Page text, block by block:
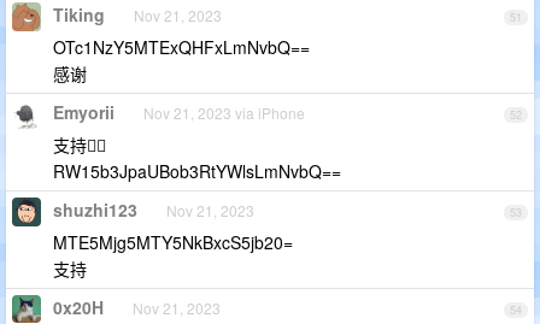
51
Tiking Nov 21, 2023
OTc1NzY5MTExQHFxLmNvbQ==
感谢
52
Emyorii Nov 21, 2023 via iPhone
支持👍🏿
RW15b3JpaUBob3RtYWlsLmNvbQ==
53
shuzhi123 Nov 21, 2023
MTE5Mjg5MTY5NkBxcS5jb20=
支持
54
0x20H Nov 21, 2023